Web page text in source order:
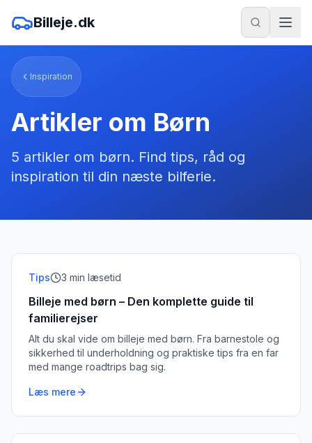
Billeje.dk
Inspiration
Artikler om Børn
5 artikler om børn. Find tips, råd og
inspiration til din næste bilferie.
Tips 3 min læsetid
Billeje med børn – Den komplette guide til
familierejser
Alt du skal vide om billeje med børn. Fra barnestole og
sikkerhed til underholdning og praktiske tips fra en far
med mange roadtrips bag sig.
Læs mere